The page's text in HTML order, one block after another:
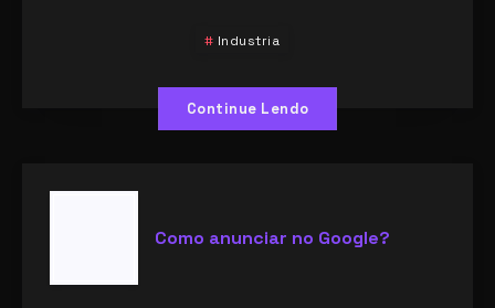
Industria
Continue Lendo
Como anunciar no Google?